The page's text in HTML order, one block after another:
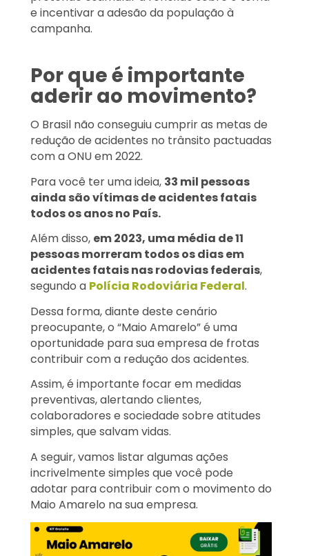
e incentivar a adesão da população à
campanha.
Por que é importante
aderir ao movimento?
O Brasil não conseguiu cumprir as metas de
redução de acidentes no trânsito pactuadas
com a ONU em 2022.
Para você ter uma ideia, 33 mil pessoas
ainda são vítimas de acidentes fatais
todos os anos no País.
Além disso, em 2023, uma média de 11
pessoas morreram todos os dias em
acidentes fatais nas rodovias federais,
segundo a Polícia Rodoviária Federal.
Dessa forma, diante deste cenário
preocupante, o “Maio Amarelo” é uma
oportunidade para sua empresa de frotas
contribuir com a redução dos acidentes.
Assim, é importante focar em medidas
preventivas, alertando clientes,
colaboradores e sociedade sobre atitudes
simples, que salvam vidas.
A seguir, vamos listar algumas ações
incrivelmente simples que você pode
adotar para contribuir com o movimento do
Maio Amarelo na sua empresa.